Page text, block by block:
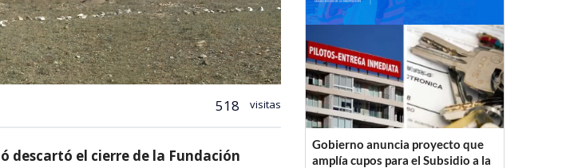
518 visitas
descartó el cierre de la Fundación
Gobierno anuncia proyecto que
amplía cupos para el Subsidio a la